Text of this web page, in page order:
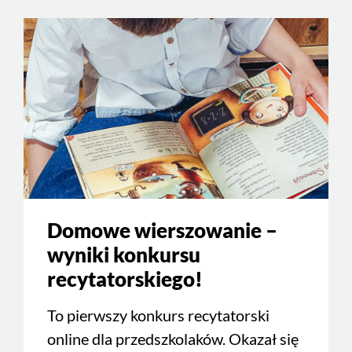
Domowe wierszowanie –
wyniki konkursu
recytatorskiego!
To pierwszy konkurs recytatorski
online dla przedszkolaków. Okazał się